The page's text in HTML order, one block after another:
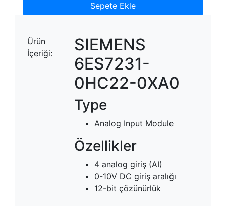
Sepete Ekle
Ürün
İçeriği:
SIEMENS
6ES7231-
0HC22-0XA0
Type
Analog Input Module
Özellikler
4 analog giriş (AI)
0-10V DC giriş aralığı
12-bit çözünürlük